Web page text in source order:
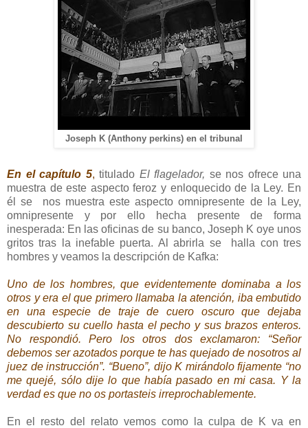
Joseph K (Anthony perkins) en el tribunal
En el capítulo 5, titulado El flagelador, se nos ofrece una
muestra de este aspecto feroz y enloquecido de la Ley. En
él se
nos muestra este aspecto omnipresente de la Ley,
omnipresente y por ello hecha presente de forma
inesperada: En las oficinas de su banco, Joseph K oye unos
gritos tras la inefable puerta. Al abrirla se
halla con tres
hombres y veamos la descripción de Kafka:
Uno de los hombres, que evidentemente dominaba a los
otros y era el que primero llamaba la atención, iba embutido
en una especie de traje de cuero oscuro que dejaba
descubierto su cuello hasta el pecho y sus brazos enteros.
No respondió. Pero los otros dos exclamaron: “Señor
debemos ser azotados porque te has quejado de nosotros al
juez de instrucción”. “Bueno”, dijo K mirándolo fijamente “no
me quejé, sólo dije lo que había pasado en mi casa. Y la
verdad es que no os portasteis irreprochablemente.
En el resto del relato vemos como la culpa de K va en